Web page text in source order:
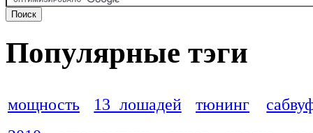
Популярные тэги
мощность 13 лошадей тюнинг